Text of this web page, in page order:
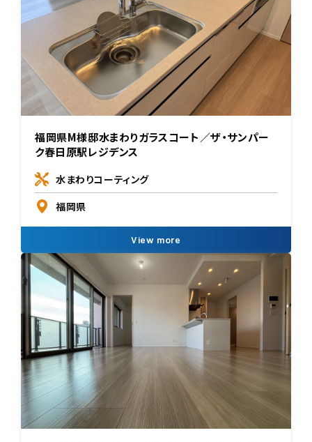
福岡県M様邸水まわりガラスコート／ザ・サンパー
ク春日原駅レジデンス
水まわりコーティング
福岡県
View more